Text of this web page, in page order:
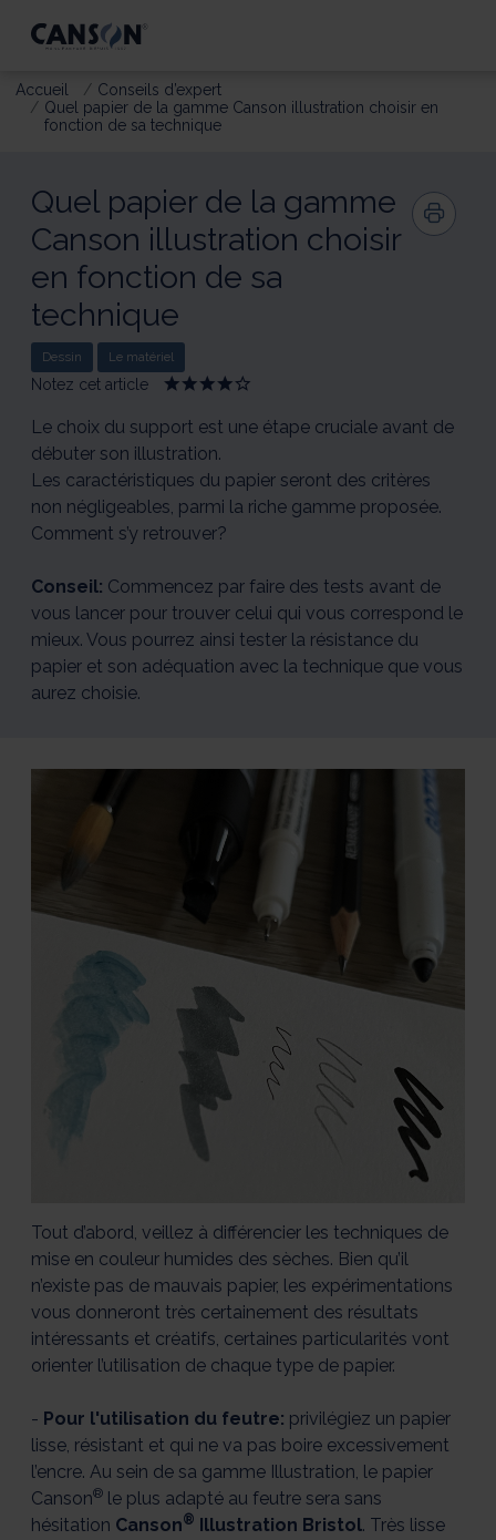
Accueil
Conseils d’expert
Quel papier de la gamme Canson illustration choisir en
fonction de sa technique
Quel papier de la gamme
Canson illustration choisir
en fonction de sa
technique
Dessin Le matériel
Notez cet article
Give
2023:
papier
de
gamme
Canson
en
fonction
sa
technique
Give
2023:
papier
de
gamme
Canson
en
fonction
sa
technique
Give
2023:
papier
de
gamme
Canson
en
fonction
sa
technique
Give
2023:
papier
de
la
gamme
Canson
en
fonction
sa
technique
Give
2023:
de
gamme
en
fonction
sa
technique
Le choix du support est une étape cruciale avant de
débuter son illustration.
Les caractéristiques du papier seront des critères
non négligeables, parmi la riche gamme proposée.
Comment s’y retrouver?
Conseil: Commencez par faire des tests avant de
vous lancer pour trouver celui qui vous correspond le
mieux. Vous pourrez ainsi tester la résistance du
papier et son adéquation avec la technique que vous
aurez choisie.
Tout d’abord, veillez à différencier les techniques de
mise en couleur humides des sèches. Bien qu’il
n’existe pas de mauvais papier, les expérimentations
vous donneront très certainement des résultats
intéressants et créatifs, certaines particularités vont
orienter l’utilisation de chaque type de papier.
- Pour l'utilisation du feutre: privilégiez un papier
lisse, résistant et qui ne va pas boire excessivement
l’encre. Au sein de sa gamme Illustration, le papier
Canson® le plus adapté au feutre sera sans
hésitation Canson® Illustration Bristol. Très lisse